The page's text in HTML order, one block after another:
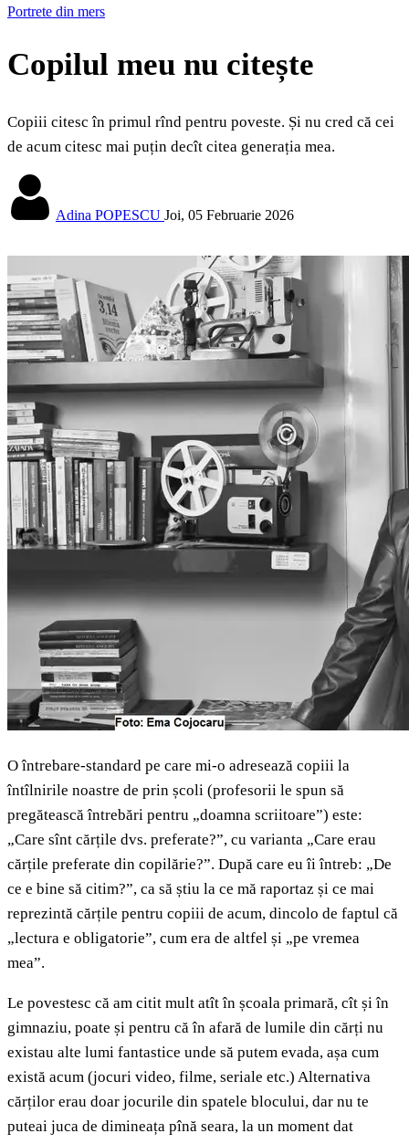
Portrete din mers
Copilul meu nu citește
Copiii citesc în primul rînd pentru poveste. Și nu cred că cei
de acum citesc mai puțin decît citea generația mea.
Adina POPESCU Joi, 05 Februarie 2026
O întrebare-standard pe care mi-o adresează copiii la
întîlnirile noastre de prin școli (profesorii le spun să
pregătească întrebări pentru „doamna scriitoare”) este:
„Care sînt cărțile dvs. preferate?”, cu varianta „Care erau
cărțile preferate din copilărie?”. După care eu îi întreb: „De
ce e bine să citim?”, ca să știu la ce mă raportaz și ce mai
reprezintă cărțile pentru copiii de acum, dincolo de faptul că
„lectura e obligatorie”, cum era de altfel și „pe vremea
mea”.
Le povestesc că am citit mult atît în școala primară, cît și în
gimnaziu, poate și pentru că în afară de lumile din cărți nu
existau alte lumi fantastice unde să putem evada, așa cum
există acum (jocuri video, filme, seriale etc.) Alternativa
cărților erau doar jocurile din spatele blocului, dar nu te
puteai juca de dimineața pînă seara, la un moment dat